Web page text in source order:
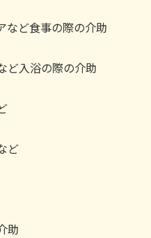
など食事の際の介助
ど入浴の際の介助
ど
助